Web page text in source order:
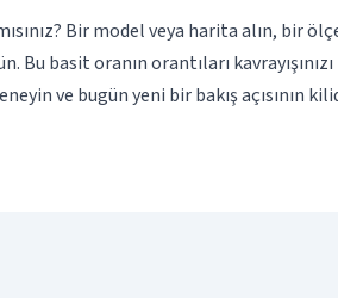
Bir model veya harita alın, bir
Bu basit oranın orantıları
ve bugün yeni bir bakış açısının